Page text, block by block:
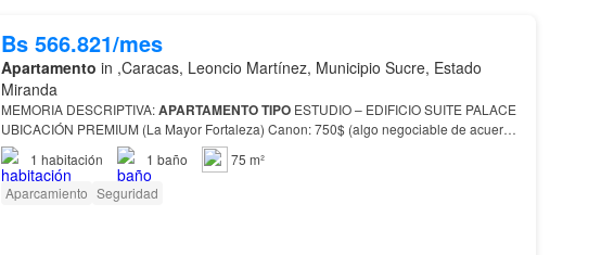
Bs 566.821/mes
Apartamento in ,Caracas, Leoncio Martínez, Municipio Sucre, Estado
Miranda
MEMORIA DESCRIPTIVA:APARTAMENTOTIPOESTUDIO – EDIFICIO SUITE PALACE
UBICACIÓN PREMIUM (La Mayor Fortaleza) Canon: 750$ (algo negociable de acuerdo
Ubicación Estratégica: A menos de cuadra y media del
1 habitación 1 baño
75 m²
Aparcamiento Seguridad